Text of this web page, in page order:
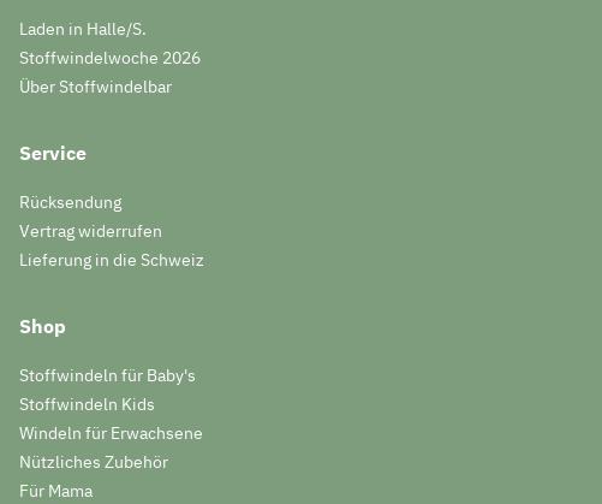
Laden in Halle/S.
Stoffwindelwoche 2026
Über Stoffwindelbar
Service
Rücksendung
Vertrag widerrufen
Lieferung in die Schweiz
Shop
Stoffwindeln für Baby's
Stoffwindeln Kids
Windeln für Erwachsene
Nützliches Zubehör
Für Mama